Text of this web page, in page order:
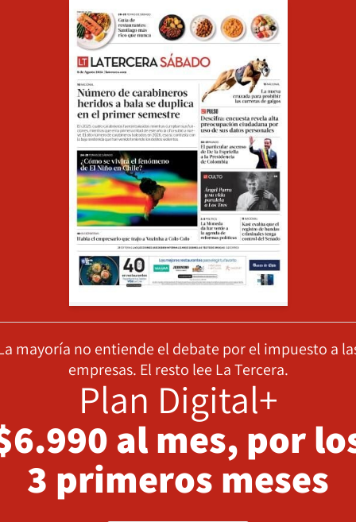
mayoría no entiende el debate por el impuesto a
empresas. El resto lee La Tercera.
Plan Digital+
al mes, por
3 primeros meses